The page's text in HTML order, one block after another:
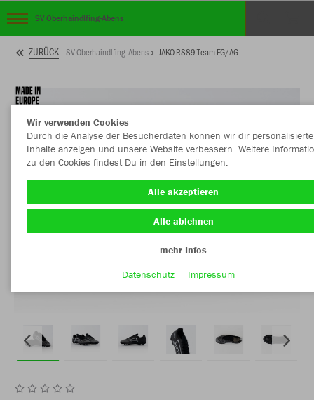
SV Oberhaindlfing-Abens
ZURÜCK SV Oberhaindlfing-Abens JAKO RS89 Team FG/AG
Wir verwenden Cookies
Durch die Analyse der Besucherdaten können wir dir personalisierte
Inhalte anzeigen und unsere Website verbessern. Weitere
zu den Cookies findest Du in den Einstellungen.
Alle akzeptieren
Alle ablehnen
mehr Infos
Datenschutz
Impressum